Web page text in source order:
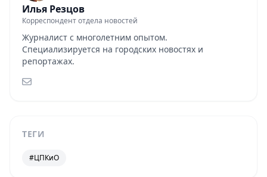
Илья Резцов
Корреспондент отдела новостей
Журналист с многолетним опытом.
Специализируется на городских новостях и
репортажах.
ТЕГИ
#ЦПКиО